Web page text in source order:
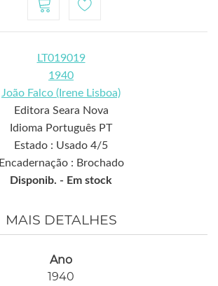
LT019019
1940
João Falco (Irene Lisboa)
Editora Seara Nova
Idioma Português PT
Estado : Usado 4/5
Encadernação : Brochado
Disponib. - Em stock
MAIS DETALHES
Ano
1940